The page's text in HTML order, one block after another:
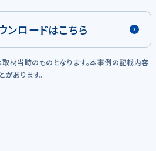
ンロードはこちら
材当時のものとなります。本事例の記載内容
あります。